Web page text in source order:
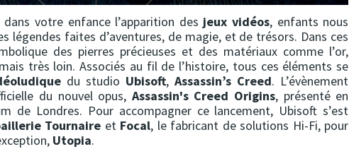
votre enfance l’apparition des jeux vidéos, enfants nous
légendes faites d’aventures, de magie, et de trésors. Dans ces
des pierres précieuses et des matériaux comme l’or,
très loin. Associés au fil de l’histoire, tous ces éléments se
du studio Ubisoft,Assassin’s Creed. L’évènement
du nouvel opus, Assassin's Creed Origins, présenté en
de Londres. Pour accompagner ce lancement, Ubisoft s’est
Tournaire et Focal, le fabricant de solutions Hi-Fi, pour
Utopia.